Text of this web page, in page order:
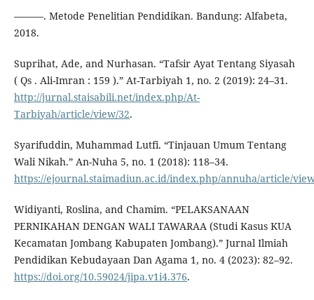
———. Metode Penelitian Pendidikan. Bandung: Alfabeta,
2018.
Suprihat, Ade, and Nurhasan. “Tafsir Ayat Tentang Siyasah
( Qs . Ali-Imran : 159 ).” At-Tarbiyah 1, no. 2 (2019): 24–31.
http://jurnal.staisabili.net/index.php/At-
Tarbiyah/article/view/32.
Syarifuddin, Muhammad Lutfi. “Tinjauan Umum Tentang
Wali Nikah.” An-Nuha 5, no. 1 (2018): 118–34.
https://ejournal.staimadiun.ac.id/index.php/annuha/article/
Widiyanti, Roslina, and Chamim. “PELAKSANAAN
PERNIKAHAN DENGAN WALI TAWARAA (Studi Kasus KUA
Kecamatan Jombang Kabupaten Jombang).” Jurnal Ilmiah
Pendidikan Kebudayaan Dan Agama 1, no. 4 (2023): 82–92.
https://doi.org/10.59024/jipa.v1i4.376.